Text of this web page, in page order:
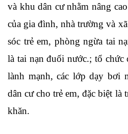
và khu dân cư nhằm nâng
của gia đình, nhà trường và
sóc trẻ em, phòng ngừa tai
là tai nạn đuối nước.; tổ chức
lành mạnh, các lớp dạy bơi
dân cư cho trẻ em, đặc biệt là
khăn.